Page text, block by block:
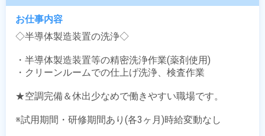
お仕事内容
◇半導体製造装置の洗浄◇
・半導体製造装置等の精密洗浄作業(薬剤使用)
・クリーンルームでの仕上げ洗浄、検査作業
★空調完備＆休出少なめで働きやすい職場です。
※試用期間・研修期間あり(各3ヶ月)時給変動なし